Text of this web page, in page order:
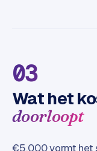
03
Wat het
doorloopt
€5.000 vormt het